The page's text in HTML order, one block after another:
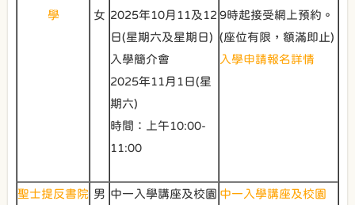
學
女 2025年10月11及12
日(星期六及星期日)
入學簡介會
2025年11月1日(星
期六)
時間：上午10:00-
11:00
9時起接受網上預約。
(座位有限，額滿即止)
入學申請報名詳情
聖士提反書院 男 中一入學講座及校園 中一入學講座及校園